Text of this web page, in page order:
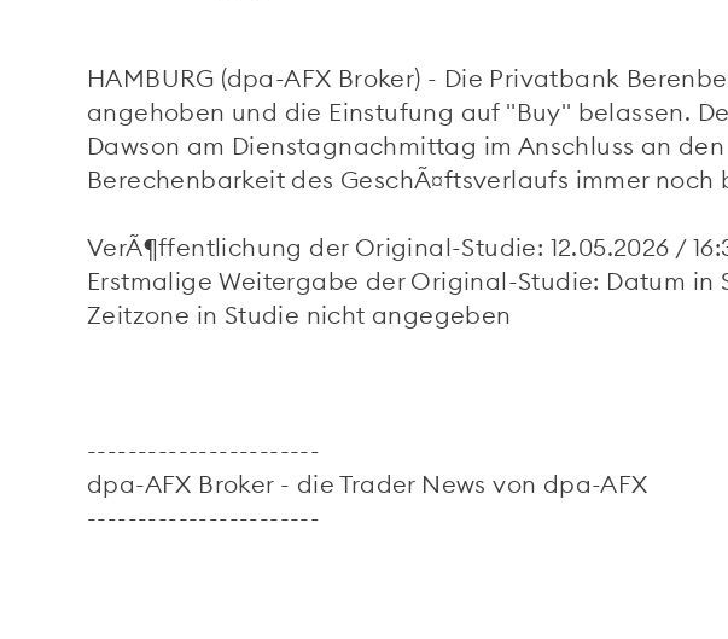
HAMBURG (dpa-AFX Broker) - Die Privatbank
angehoben und die Einstufung auf "Buy" belassen.
Dawson am Dienstagnachmittag im Anschluss an
Berechenbarkeit des GeschÃ¤ftsverlaufs immer
VerÃ¶ffentlichung der Original-Studie: 12.05.2026 /
Erstmalige Weitergabe der Original-Studie: Datum
Zeitzone in Studie nicht angegeben
-----------------------
dpa-AFX Broker - die Trader News von dpa-AFX
-----------------------